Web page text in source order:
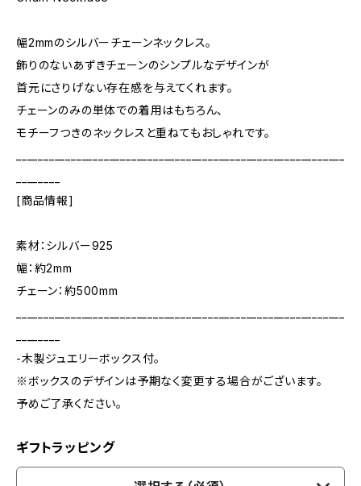
幅2mmのシルバーチェーンネックレス。
飾りのないあずきチェーンのシンプルなデザインが
首元にさりげない存在感を与えてくれます。
チェーンのみの単体での着用はもちろん、
モチーフつきのネックレスと重ねてもおしゃれです。
[商品情報]
素材：シルバー925
幅：約2mm
チェーン：約500mm
-木製ジュエリーボックス付。
※ボックスのデザインは予期なく変更する場合がございます。
予めご了承ください。
ギフトラッピング